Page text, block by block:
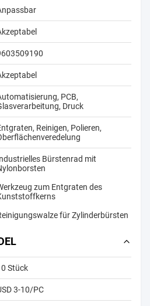
PCB,
Druck
Reinigen, Polieren,
Bürstenrad mit
zum Entgraten des
für Zylinderbürsten
Stück
3-10/PC